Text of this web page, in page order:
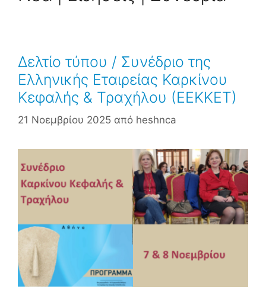
Δελτίο τύπου / Συνέδριο της
Ελληνικής Εταιρείας Καρκίνου
Κεφαλής & Τραχήλου (ΕΕΚΚΕΤ)
21 Νοεμβρίου 2025 από heshnca